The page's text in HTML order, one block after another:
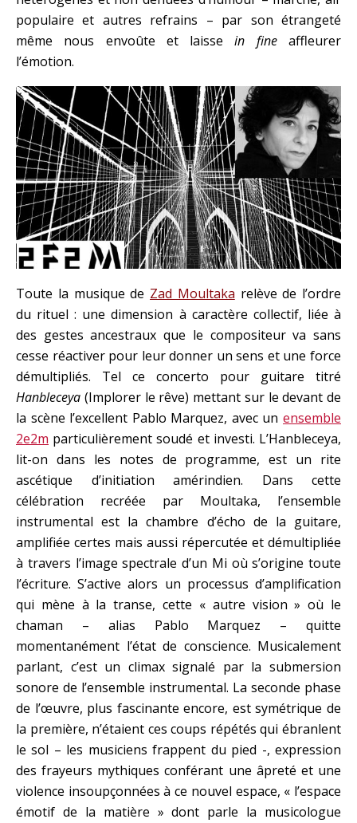
populaire et autres refrains – par son étrangeté
même nous envoûte et laisse in fineaffleurer
l’émotion.
Toute la musique de Zad Moultaka relève de l’ordre
du rituel : une dimension à caractère collectif, liée à
des gestes ancestraux que le compositeur va sans
cesse réactiver pour leur donner un sens et une force
démultipliés. Tel ce concerto pour guitare titré
Hanbleceya (Implorer le rêve) mettant sur le devant de
la scène l’excellent Pablo Marquez, avec un ensemble
2e2m particulièrement soudé et investi. L’Hanbleceya,
lit-on dans les notes de programme, est un rite
ascétique d’initiation amérindien. Dans cette
célébration recréée par Moultaka, l’ensemble
instrumental est la chambre d’écho de la guitare,
amplifiée certes mais aussi répercutée et démultipliée
à travers l’image spectrale d’un Mi où s’origine toute
l’écriture. S’active alors un processus d’amplification
qui mène à la transe, cette « autre vision » où le
chaman – alias Pablo Marquez – quitte
momentanément l’état de conscience. Musicalement
parlant, c’est un climax signalé par la submersion
sonore de l’ensemble instrumental. La seconde phase
de l’œuvre, plus fascinante encore, est symétrique de
la première, n’étaient ces coups répétés qui ébranlent
le sol – les musiciens frappent du pied -, expression
des frayeurs mythiques conférant une âpreté et une
violence insoupçonnées à ce nouvel espace, « l’espace
émotif de la matière » dont parle la musicologue